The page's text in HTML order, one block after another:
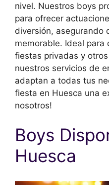
nivel. Nuestros boys
para ofrecer
diversión, asegurando
memorable. Ideal
fiestas privadas y
nuestros servicios de
adaptan a todas tus
fiesta en Huesca una
nosotros!
Boys
Huesca